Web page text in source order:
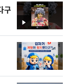
영
상
구